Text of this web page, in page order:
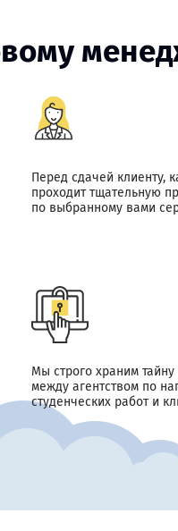
Перед сдачей клиенту,
проходит тщательную
по выбранному вами
Мы строго храним тайну
между агентством по
студенческих работ и